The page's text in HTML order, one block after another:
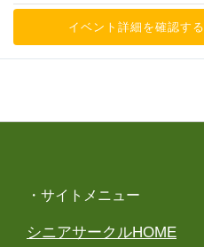
イベント詳細を確認す
・サイトメニュー
シニアサークルHOME